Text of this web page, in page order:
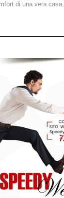
di una vera